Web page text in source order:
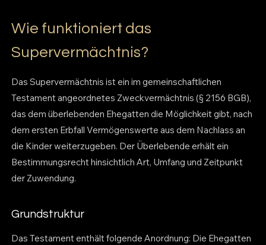
Wie funktioniert das
Supervermächtnis?
Das Supervermächtnis ist ein im gemeinschaftlichen
Testament angeordnetes Zweckvermächtnis (§ 2156 BGB),
das dem überlebenden Ehegatten die Möglichkeit gibt, nach
dem ersten Erbfall Vermögenswerte aus dem Nachlass an
die Kinder weiterzugeben. Der Überlebende erhält ein
Bestimmungsrecht hinsichtlich Art, Umfang und Zeitpunkt
der Zuwendung.
Grundstruktur
Das Testament enthält folgende Anordnung: Die Ehegatten